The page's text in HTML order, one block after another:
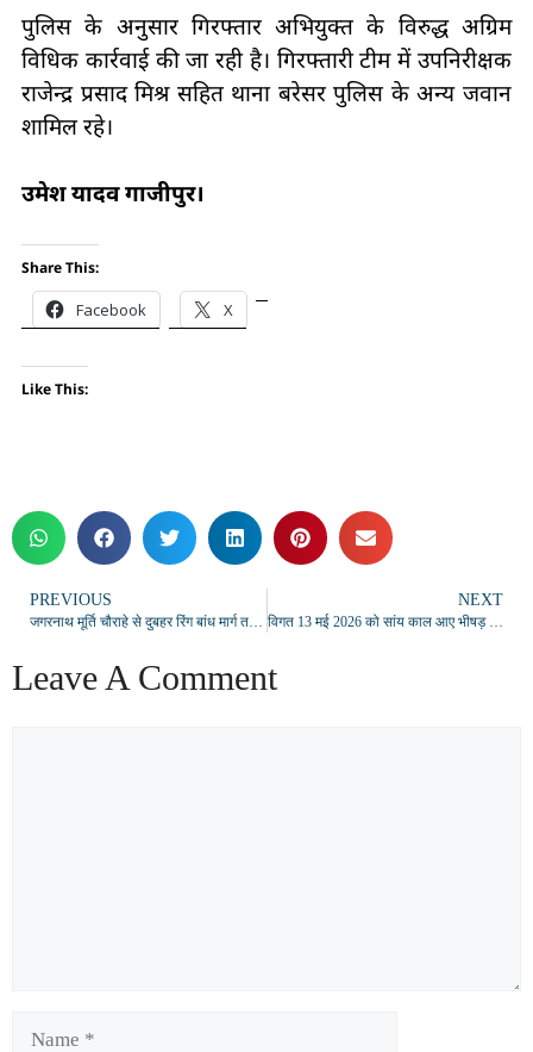
पुलिस के अनुसार गिरफ्तार अभियुक्त के विरुद्ध अग्रिम
विधिक कार्रवाई की जा रही है। गिरफ्तारी टीम में उपनिरीक्षक
राजेन्द्र प्रसाद मिश्र सहित थाना बरेसर पुलिस के अन्य जवान
शामिल रहे।
उमेश यादव गाजीपुर।
Share This:
Facebook X
Like This:
PREVIOUS NEXT
Leave A Comment